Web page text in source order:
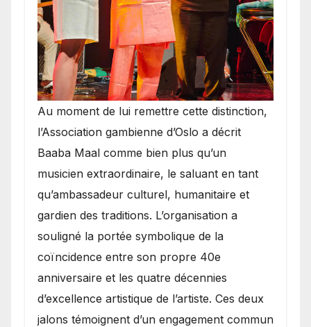
​Au moment de lui remettre cette distinction,
l’Association gambienne d’Oslo a décrit
Baaba Maal comme bien plus qu’un
musicien extraordinaire, le saluant en tant
qu’ambassadeur culturel, humanitaire et
gardien des traditions. L’organisation a
souligné la portée symbolique de la
coïncidence entre son propre 40e
anniversaire et les quatre décennies
d’excellence artistique de l’artiste. Ces deux
jalons témoignent d’un engagement commun